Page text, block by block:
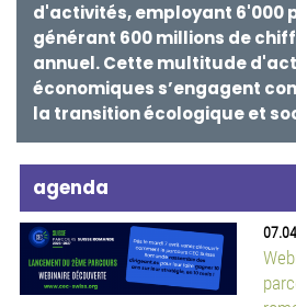
d'activités, employant 6'000
générant 600 millions de
annuel. Cette multitude
économiques s’engagent
la transition écologique et
20.08.2026
Grand
Facilitation
Formation
médiation
la Chambre
Médiation
(CSMC),